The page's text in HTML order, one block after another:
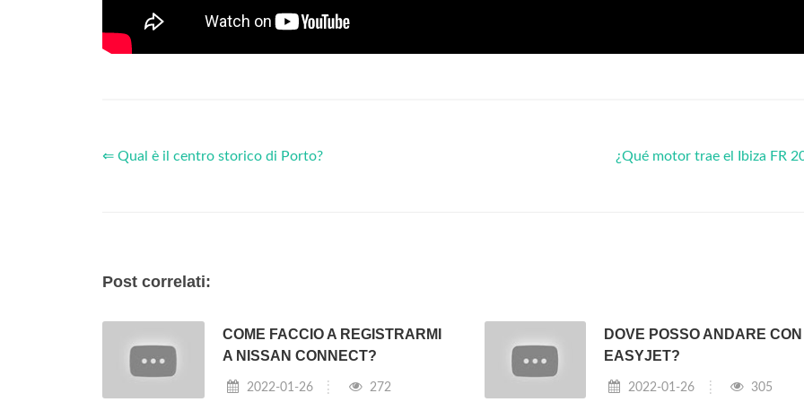
⇐ Qual è il centro storico di Porto? ¿Qué motor trae el Ibiza FR
Post correlati:
COME FACCIO A REGISTRARMI
A NISSAN CONNECT?
2022-01-26 272
DOVE POSSO ANDARE CON
EASYJET?
2022-01-26 305